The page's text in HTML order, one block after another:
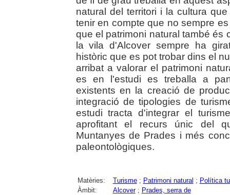
natural del territori i la cultura
tenir en compte que no sempre
que el patrimoni natural també és
la vila d'Alcover sempre ha
històric que es pot trobar dins el
arribat a valorar el patrimoni
es en l'estudi es treballa a
existents en la creació de
integració de tipologies de
estudi tracta d'integrar el
aprofitant el recurs únic del
Muntanyes de Prades i més
paleontològiques.
Matèries: Turisme; Patrimoni natural ; Política
Àmbit:
Alcover; Prades, serra de